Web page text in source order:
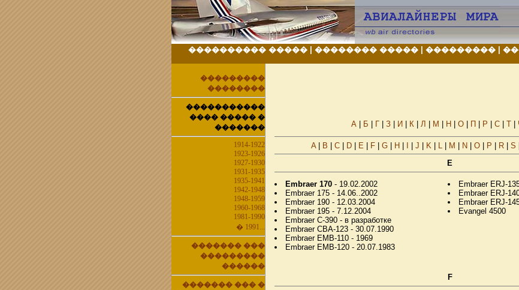
���������� ����� �������� ����� ���������
���������
��������
�����������
���� ����� �
�������
1914-1922
1923-1926
1927-1930
1931-1935
1935-1941
1942-1948
1948-1959
1960-1968
1981-1990
� 1991...
������� ���
���������
������
������� ��� �
А| Б Г| З| И К| Л М Н О| П Р С Т|
A | B | C | D | E | F | G | H | I | J | K | L | M | N | O | P | R | S
E
Embraer 170 - 19.02.2002
Embraer 175 - 14.06..2002
Embraer 190 - 12.03.2004
Embraer 195 - 7.12.2004
Embraer C-390 - в разработке
Embraer CBA-123 - 30.07.1990
Embraer EMB-110 - 1969
Embraer EMB-120 - 20.07.1983
Embraer ERJ-
Embraer ERJ-
Embraer ERJ-
Evangel 4500
F